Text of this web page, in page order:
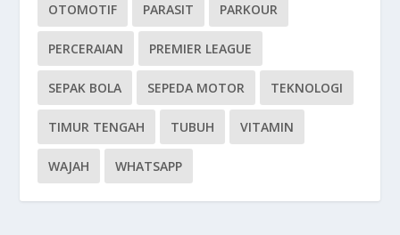
OTOMOTIF PARASIT PARKOUR
PERCERAIAN PREMIER LEAGUE
SEPAK BOLA SEPEDA MOTOR TEKNOLOGI
TIMUR TENGAH TUBUH VITAMIN
WAJAH WHATSAPP